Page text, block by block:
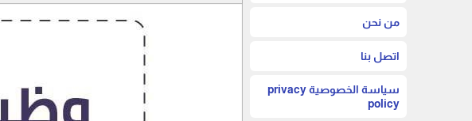
من نحن
اتصل بنا
سياسة الخصوصية privacy
policy